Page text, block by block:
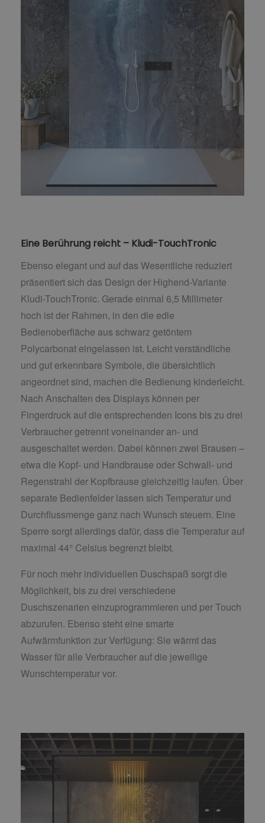
Eine Berührung reicht – Kludi-TouchTronic
Ebenso elegant und auf das Wesentliche reduziert
präsentiert sich das Design der Highend-Variante
Kludi-TouchTronic. Gerade einmal 6,5 Millimeter
hoch ist der Rahmen, in den die edle
Bedienoberfläche aus schwarz getöntem
Polycarbonat eingelassen ist. Leicht verständliche
und gut erkennbare Symbole, die übersichtlich
angeordnet sind, machen die Bedienung kinderleicht.
Nach Anschalten des Displays können per
Fingerdruck auf die entsprechenden Icons bis zu drei
Verbraucher getrennt voneinander an- und
ausgeschaltet werden. Dabei können zwei Brausen –
etwa die Kopf- und Handbrause oder Schwall- und
Regenstrahl der Kopfbrause gleichzeitig laufen. Über
separate Bedienfelder lassen sich Temperatur und
Durchflussmenge ganz nach Wunsch steuern. Eine
Sperre sorgt allerdings dafür, dass die Temperatur auf
maximal 44° Celsius begrenzt bleibt.
Für noch mehr individuellen Duschspaß sorgt die
Möglichkeit, bis zu drei verschiedene
Duschszenarien einzuprogrammieren und per Touch
abzurufen. Ebenso steht eine smarte
Aufwärmfunktion zur Verfügung: Sie wärmt das
Wasser für alle Verbraucher auf die jeweilige
Wunschtemperatur vor.